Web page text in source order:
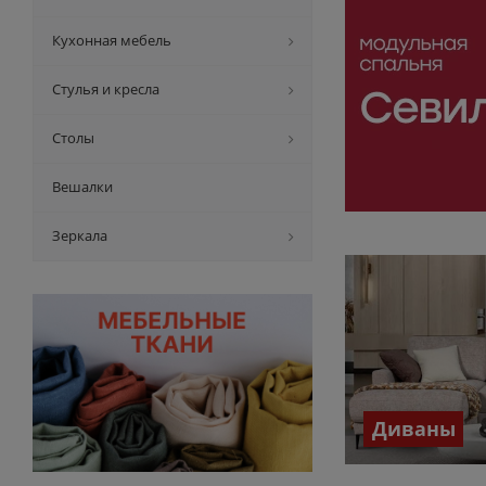
Диваны
Кухонная мебель
Стулья и кресла
Столы
Вешалки
Зеркала